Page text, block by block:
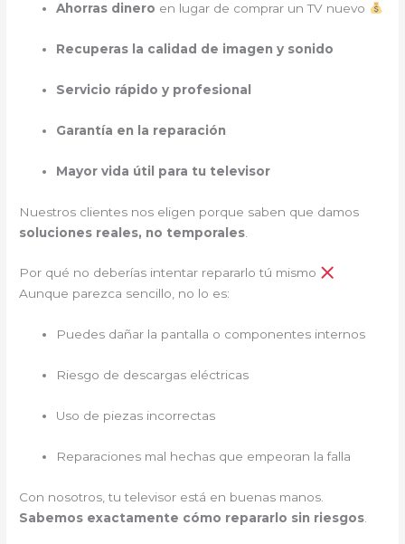
Ahorras dinero en lugar de comprar un TV nuevo
Recuperas la calidad de imagen y sonido
Servicio rápido y profesional
Garantía en la reparación
Mayor vida útil para tu televisor
Nuestros clientes nos eligen porque saben que damos
soluciones reales, no temporales
Por qué no deberías intentar repararlo tú mismo
Aunque parezca sencillo, no lo es:
Puedes dañar la pantalla o componentes internos
Riesgo de descargas eléctricas
Uso de piezas incorrectas
Reparaciones mal hechas que empeoran la falla
Con nosotros, tu televisor está en buenas manos.
Sabemos exactamente cómo repararlo sin riesgos